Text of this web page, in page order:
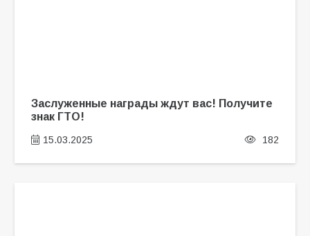
Заслуженные награды ждут вас! Получите
знак ГТО!
15.03.2025 182